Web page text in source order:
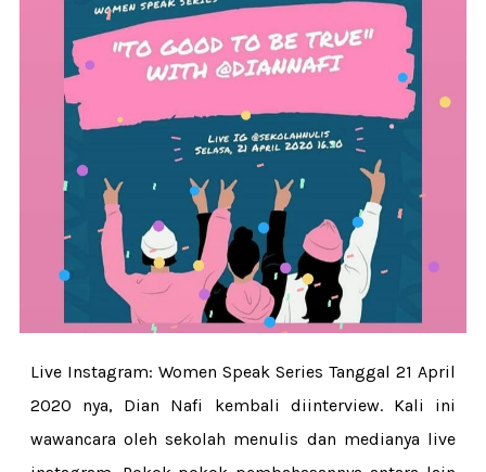
Live Instagram: Women Speak Series Tanggal 21 April
2020 nya, Dian Nafi kembali diinterview. Kali ini
wawancara oleh sekolah menulis dan medianya live